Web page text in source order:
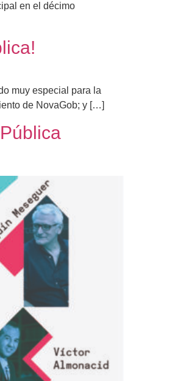
en el décimo
muy especial para la
de NovaGob; y […]